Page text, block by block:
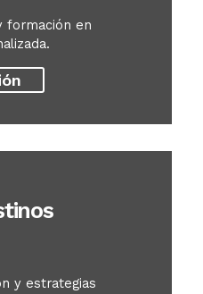
formación en
y estrategias